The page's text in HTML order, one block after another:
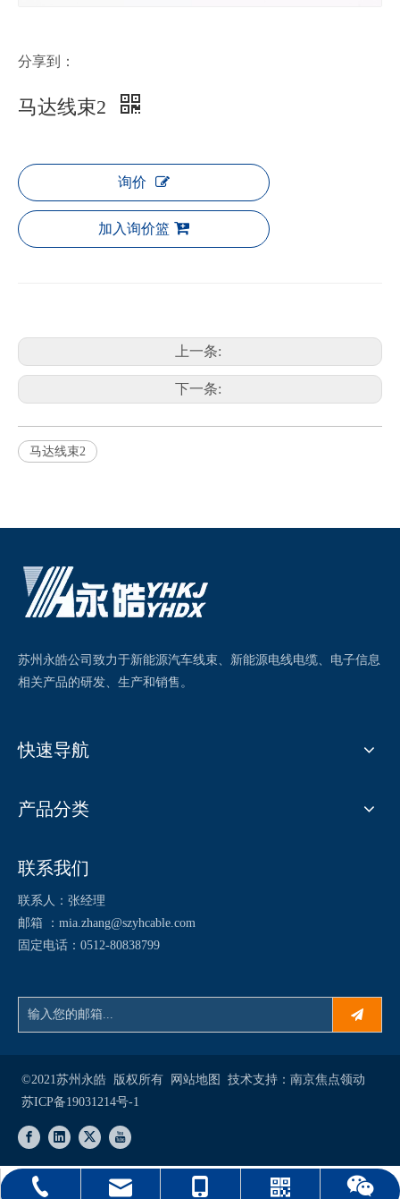
分享到：
马达线束2
询价
加入询价篮
上一条:
下一条:
马达线束2
苏州永皓公司致力于新能源汽车线束、新能源电线电缆、电子信息
相关产品的研发、生产和销售。
快速导航
产品分类
0512-80838799
mia.zhang@szyhcable.com
18901578602
WhatsApp
WeChat
联系我们
联系人：张经理
邮箱 ： mia.zhang@szyhcable.com
固定电话：0512-80838799
©2021苏州永皓 版权所有 网站地图 技术支持： 南京焦点领动
苏ICP备19031214号-1